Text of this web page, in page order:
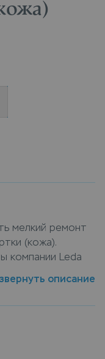
мелкий ремонт
(кожа).
компании Leda
(кожа) можно в
готов.
описание